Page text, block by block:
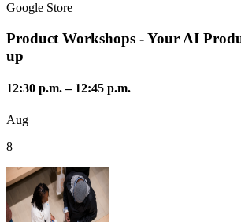
Google Store
Product Workshops - Your AI
up
12:30 p.m.– 12:45 p.m.
Aug
8